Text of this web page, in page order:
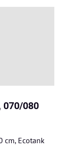
070/080
cm, Ecotank